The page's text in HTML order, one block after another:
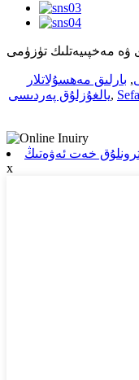
ۋە مەخپىيەتلىك تۈزۈمى
, بارلىق مەھسۇلاتلار
يالغۇزلۇق پەردىسى,
خەت ئەۋەتىڭ
x